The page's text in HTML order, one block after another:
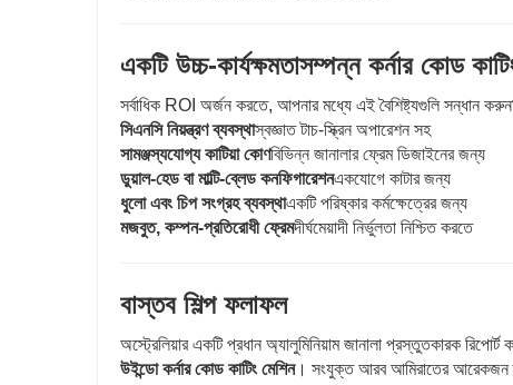
একটি উচ্চ-কার্যক্ষমতাসম্পন্ন কর্নার কোড
সর্বাধিক ROI অর্জন করতে, আপনার মধ্যে এই বৈশিষ্ট্যগুলি সন্ধান করুন
সিএনসি নিয়ন্ত্রণ ব্যবস্থাস্বজ্ঞাত টাচ-স্ক্রিন অপারেশন সহ
সামঞ্জস্যযোগ্য কাটিয়া কোণবিভিন্ন জানালার ফ্রেম ডিজাইনের জন্য
ডুয়াল-হেড বা মাল্টি-ব্লেড কনফিগারেশনএকযোগে কাটার জন্য
ধুলো এবং চিপ সংগ্রহ ব্যবস্থাএকটি পরিষ্কার কর্মক্ষেত্রের জন্য
মজবুত, কম্পন-প্রতিরোধী ফ্রেমদীর্ঘমেয়াদী নির্ভুলতা নিশ্চিত করতে
বাস্তব শিল্প ফলাফল
অস্ট্রেলিয়ার একটি প্রধান অ্যালুমিনিয়াম জানালা প্রস্তুতকারক রিপোর্ট
উইন্ডো কর্নার কোড কাটিং মেশিন। সংযুক্ত আরব আমিরাতের আরেকজন